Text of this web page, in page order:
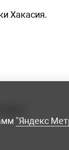
Хакасия.
"Яндекс